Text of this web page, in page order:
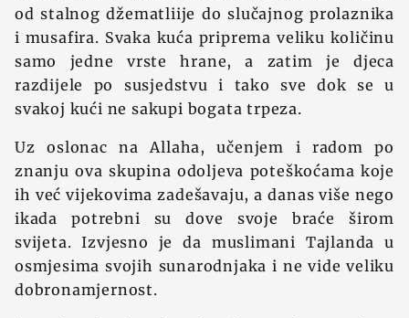
od stalnog džematliije do slučajnog prolaznika
i musafira. Svaka kuća priprema veliku količinu
samo jedne vrste hrane, a zatim je djeca
razdijele po susjedstvu i tako sve dok se u
svakoj kući ne sakupi bogata trpeza.
Uz oslonac na Allaha, učenjem i radom po
znanju ova skupina odoljeva poteškoćama koje
ih već vijekovima zadešavaju, a danas više nego
ikada potrebni su dove svoje braće širom
svijeta. Izvjesno je da muslimani Tajlanda u
osmjesima svojih sunarodnjaka i ne vide veliku
dobronamjernost.